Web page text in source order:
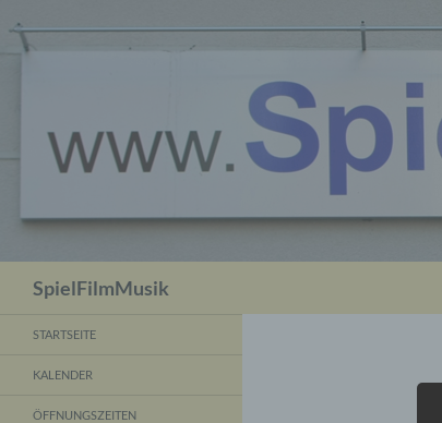
SpielFilmMusik
STARTSEITE
KALENDER
ÖFFNUNGSZEITEN